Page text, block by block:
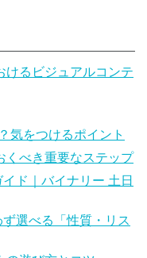
けるビジュアルコンテ
気をつけるポイント
くべき重要なステップ
ド｜バイナリー 土日
選べる「性質・リス